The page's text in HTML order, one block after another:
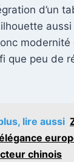
d’un
que peu de
lire aussi
chinois